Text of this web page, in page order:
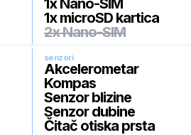
1x Nano-SIM
1x microSD kartica
2x Nano-SIM
senzori
Akcelerometar
Kompas
Senzor blizine
Senzor dubine
Čitač otiska prsta